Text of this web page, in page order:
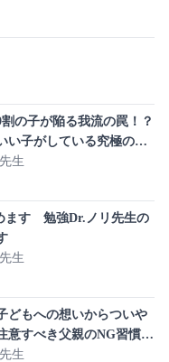
割の子が陥る我流の罠！？
い子がしている究極の勉
生
ます 勉強Dr.ノリ先生の
生
どもへの想いからついや
意すべき父親のNG習慣4
生